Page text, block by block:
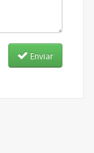
Enviar